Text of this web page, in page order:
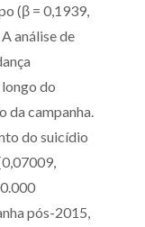
(β = 0,1939,
análise de
do
da campanha.
do suicídio
pós-2015,